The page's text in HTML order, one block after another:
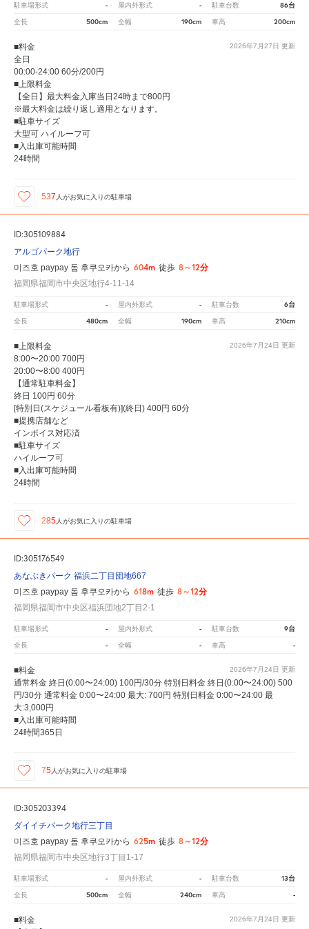
駐車場形式 - 屋内外形式 - 駐車台数 86台
全長 500cm 全幅 190cm 車高 200cm
2026年7月27日 更新
■料金
全日
00:00-24:00 60分/200円
■上限料金
【全日】最大料金入庫当日24時まで800円
※最大料金は繰り返し適用となります。
■駐車サイズ
大型可 ハイルーフ可
■入出庫可能時間
24時間
537 人がお気に入りの駐車場
ID:305109884
アルゴパーク地行
미즈호 paypay 돔 후쿠오카から 604m 徒歩 8～12分
福岡県福岡市中央区地行4-11-14
駐車場形式 - 屋内外形式 - 駐車台数 6台
全長 480cm 全幅 190cm 車高 210cm
2026年7月24日 更新
■上限料金
8:00〜20:00 700円
20:00〜8:00 400円
【通常駐車料金】
終日 100円 60分
[特別日(スケジュール看板有)](終日) 400円 60分
■提携店舗など
インボイス対応済
■駐車サイズ
ハイルーフ可
■入出庫可能時間
24時間
285 人がお気に入りの駐車場
ID:305176549
あなぶきパーク 福浜二丁目団地667
미즈호 paypay 돔 후쿠오카から 618m 徒歩 8～12分
福岡県福岡市中央区福浜団地2丁目2-1
駐車場形式 - 屋内外形式 - 駐車台数 9台
全長 - 全幅 - 車高 -
2026年7月24日 更新
■料金
通常料金 終日(0:00〜24:00) 100円/30分 特別日料金 終日(0:00〜24:00) 500
円/30分 通常料金 0:00〜24:00 最大: 700円 特別日料金 0:00〜24:00 最
大:3,000円
■入出庫可能時間
24時間365日
75 人がお気に入りの駐車場
ID:305203394
ダイイチパーク地行三丁目
미즈호 paypay 돔 후쿠오카から 625m 徒歩 8～12分
福岡県福岡市中央区地行3丁目1-17
駐車場形式 - 屋内外形式 - 駐車台数 13台
全長 500cm 全幅 240cm 車高 -
2026年7月24日 更新
■料金